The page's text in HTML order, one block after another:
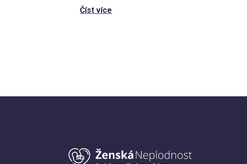
Číst více